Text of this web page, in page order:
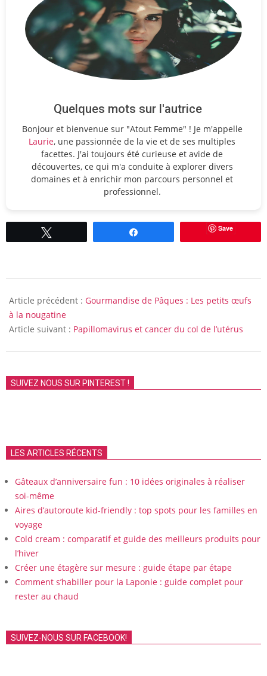
Quelques mots sur l'autrice
Bonjour et bienvenue sur "Atout Femme" ! Je m'appelle
Laurie, une passionnée de la vie et de ses multiples
facettes. J'ai toujours été curieuse et avide de
découvertes, ce qui m'a conduite à explorer divers
domaines et à enrichir mon parcours personnel et
professionnel.
Save
04-
02
Article précédent : Gourmandise de Pâques : Les petits œufs
à la nougatine
Article suivant : Papillomavirus et cancer du col de l’utérus
SUIVEZ NOUS SUR PINTEREST !
LES ARTICLES RÉCENTS
Gâteaux d’anniversaire fun : 10 idées originales à réaliser
soi-même
Aires d’autoroute kid-friendly : top spots pour les familles en
voyage
Cold cream : comparatif et guide des meilleurs produits pour
l’hiver
Créer une étagère sur mesure : guide étape par étape
Comment s’habiller pour la Laponie : guide complet pour
rester au chaud
SUIVEZ-NOUS SUR FACEBOOK!